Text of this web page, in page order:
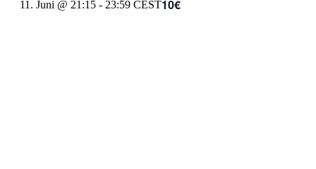
11. Juni @ 21:15 - 23:59 CEST10€